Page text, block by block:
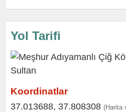
Yol Tarifi
Koordinatlar
37.013688, 37.808308 (Harita